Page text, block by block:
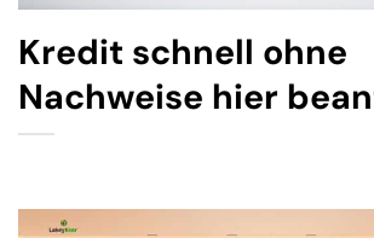
Kredit schnell ohne
Nachweise hier